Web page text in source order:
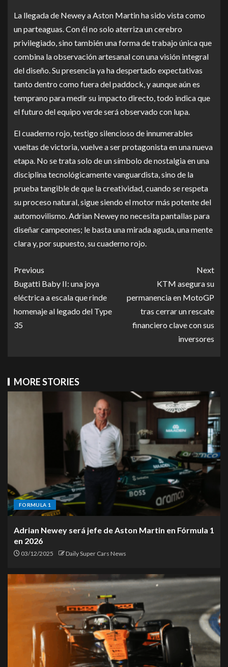
La llegada de Newey a Aston Martin ha sido vista como
un parteaguas. Con él no solo aterriza un cerebro
privilegiado, sino también una forma de trabajo única que
combina la observación artesanal con una visión integral
del diseño. Su presencia ya ha despertado expectativas
tanto dentro como fuera del paddock, y aunque aún es
temprano para medir su impacto directo, todo indica que
el futuro del equipo verde será observado con lupa.
El cuaderno rojo, testigo silencioso de innumerables
vueltas de victoria, vuelve a ser protagonista en una nueva
etapa. No se trata solo de un símbolo de nostalgia en una
disciplina tecnológicamente vanguardista, sino de la
prueba tangible de que la creatividad, cuando se respeta
su proceso natural, sigue siendo el motor más potente del
automovilismo. Adrian Newey no necesita pantallas para
diseñar campeones; le basta una mirada aguda, una mente
clara y, por supuesto, su cuaderno rojo.
Previous
Bugatti Baby II: una joya
eléctrica a escala que rinde
homenaje al legado del Type
35
Next
KTM asegura su
permanencia en MotoGP
tras cerrar un rescate
financiero clave con sus
inversores
MORE STORIES
FORMULA 1
Adrian Newey será jefe de Aston Martin en Fórmula 1
en 2026
03/12/2025 Daily Super Cars News